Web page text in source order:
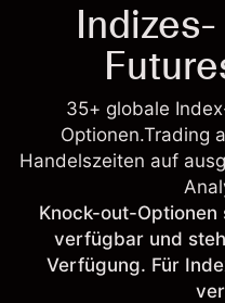
35+ globale
Optionen.Trading
Handelszeiten auf
Knock-out-
verfügbar und
Verfügung. Für